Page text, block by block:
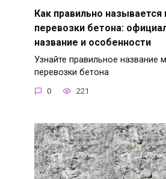
Как правильно
перевозки бетона:
название и особенности
Узнайте правильное название
перевозки бетона
0 221